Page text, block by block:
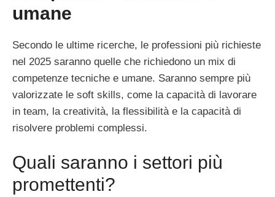
umane
Secondo le ultime ricerche, le professioni più richieste
nel 2025 saranno quelle che richiedono un mix di
competenze tecniche e umane. Saranno sempre più
valorizzate le soft skills, come la capacità di lavorare
in team, la creatività, la flessibilità e la capacità di
risolvere problemi complessi.
Quali saranno i settori più
promettenti?